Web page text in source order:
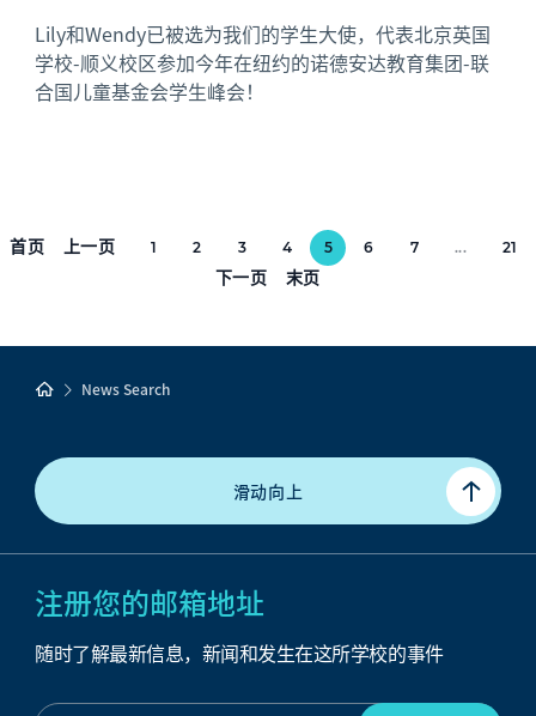
Lily和Wendy已被选为我们的学生大使，代表北京英国
学校-顺义校区参加今年在纽约的诺德安达教育集团-联
合国儿童基金会学生峰会！
首页 上一页 1 2 3 4 5 6 7 ... 21
下一页 末页
News Search
滑动向上
注册您的邮箱地址
随时了解最新信息，新闻和发生在这所学校的事件